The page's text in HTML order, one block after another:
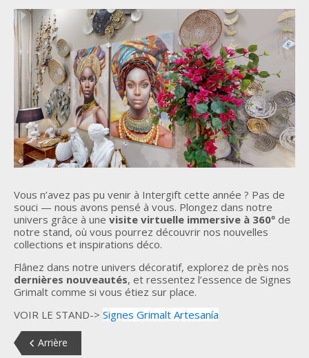
Vous n’avez pas pu venir à Intergift cette année ? Pas de
souci — nous avons pensé à vous. Plongez dans notre
univers grâce à une visite virtuelle immersive à 360º de
notre stand, où vous pourrez découvrir nos nouvelles
collections et inspirations déco.
Flânez dans notre univers décoratif, explorez de près nos
dernières nouveautés, et ressentez l’essence de Signes
Grimalt comme si vous étiez sur place.
VOIR LE STAND-> Signes Grimalt Artesanía
Arrière